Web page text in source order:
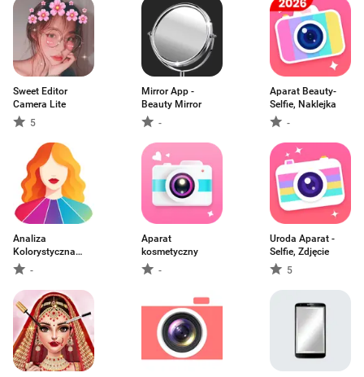
Sweet Editor
Camera Lite
5
Mirror App -
Beauty Mirror
-
Aparat Beauty-
Selfie, Naklejka
-
Analiza
Kolorystyczna
Dressika
-
Aparat
kosmetyczny
-
Uroda Aparat -
Selfie, Zdjęcie
5